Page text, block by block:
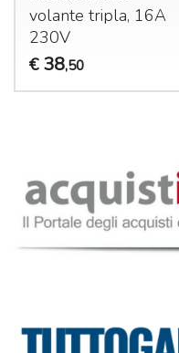
volante tripla, 16A
230V
€ 38,50